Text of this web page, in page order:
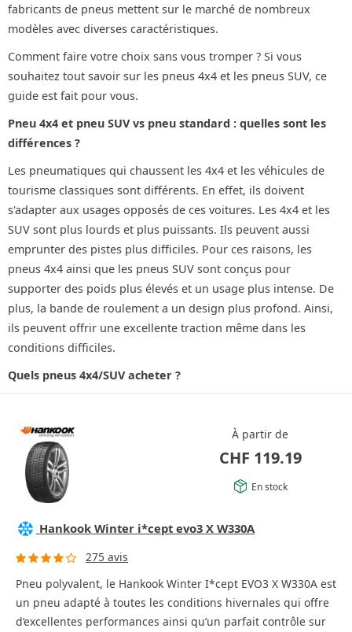
fabricants de pneus mettent sur le marché de nombreux
modèles avec diverses caractéristiques.
Comment faire votre choix sans vous tromper ? Si vous
souhaitez tout savoir sur les pneus 4x4 et les pneus SUV, ce
guide est fait pour vous.
Pneu 4x4 et pneu SUV vs pneu standard : quelles sont les
différences ?
Les pneumatiques qui chaussent les 4x4 et les véhicules de
tourisme classiques sont différents. En effet, ils doivent
s'adapter aux usages opposés de ces voitures. Les 4x4 et les
SUV sont plus lourds et plus puissants. Ils peuvent aussi
emprunter des pistes plus difficiles. Pour ces raisons, les
pneus 4x4 ainsi que les pneus SUV sont conçus pour
supporter des poids plus élevés et un usage plus intense. De
plus, la bande de roulement a un design plus profond. Ainsi,
ils peuvent offrir une excellente traction même dans les
conditions difficiles.
Quels pneus 4x4/SUV acheter ?
À partir de
CHF 119.19
En stock
Hankook Winter i*cept evo3 X W330A
275 avis
Pneu polyvalent, le Hankook Winter I*cept EVO3 X W330A est
un pneu adapté à toutes les conditions hivernales qui offre
d’excellentes performances ainsi qu’un parfait contrôle sur